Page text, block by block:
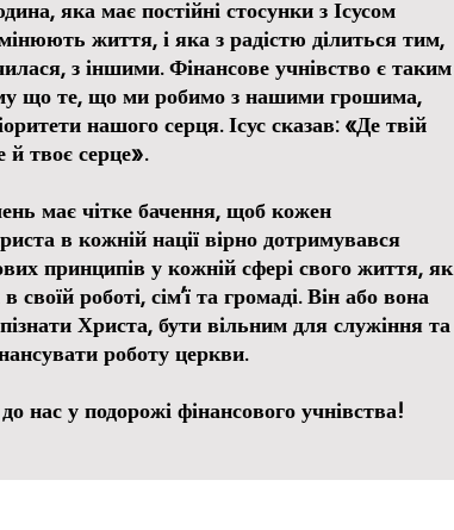
яка має постійні стосунки з Ісусом
життя, і яка з радістю ділиться тим,
з іншими. Фінансове учнівство є таким
що те, що ми робимо з нашими грошима,
нашого серця. Ісус сказав: «Де твій
й твоє серце».
має чітке бачення, щоб кожен
в кожній нації вірно дотримувався
принципів у кожній сфері свого життя, як
своїй роботі, сім’ї та громаді. Він або вона
Христа, бути вільним для служіння та
роботу церкви.
нас у подорожі фінансового учнівства!